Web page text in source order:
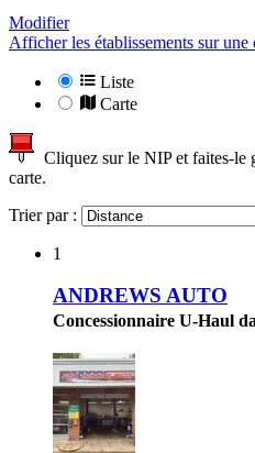
Modifier
Afficher les établissements sur une
Liste
Carte
Cliquez sur le NIP et faites-le
carte.
Trier par :
1
ANDREWS AUTO
Concessionnaire U-Haul